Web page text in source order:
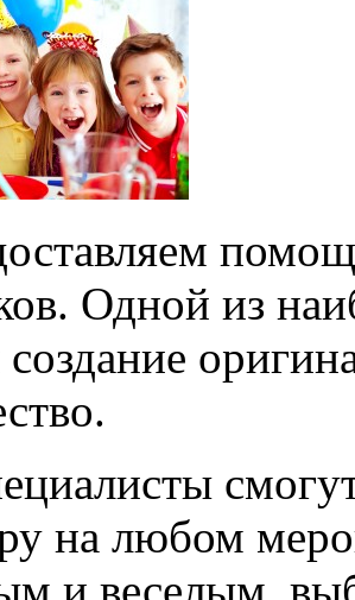
Одной из
создание
на любом
и веселым,